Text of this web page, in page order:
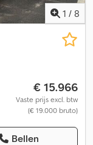
1 / 8
€ 15.966
Vaste prijs excl. btw
(€ 19.000 bruto)
Bellen